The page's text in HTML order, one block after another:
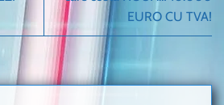
EURO CU TVA!